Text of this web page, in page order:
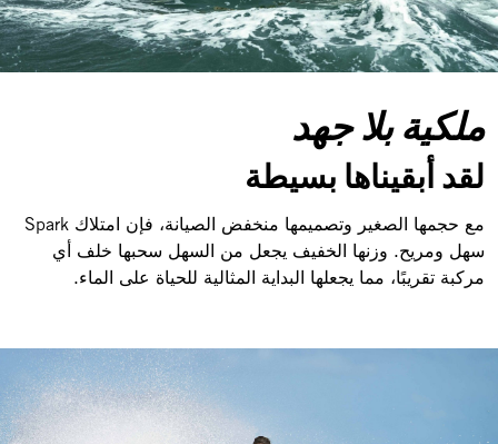
ملكية بلا جهد
لقد أبقيناها بسيطة
مع حجمها الصغير وتصميمها منخفض الصيانة، فإن امتلاك Spark
سهل ومريح. وزنها الخفيف يجعل من السهل سحبها خلف أي
مركبة تقريبًا، مما يجعلها البداية المثالية للحياة على الماء.